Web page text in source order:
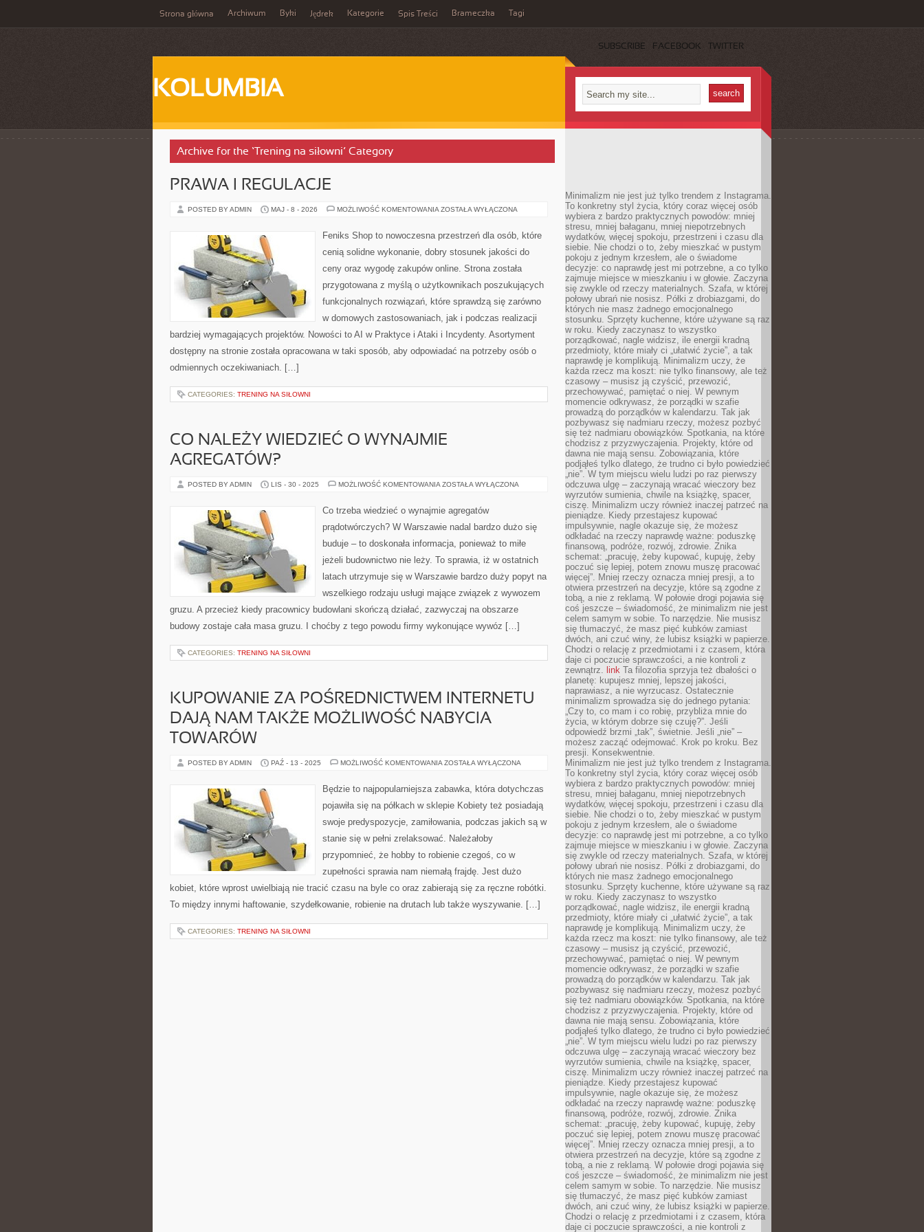
Strona główna Archiwum Byki Jędrek Kategorie Spis Treści Brameczka Tagi
SUBSCRIBE FACEBOOK TWITTER
KOLUMBIA
Archive for the ‘Trening na siłowni’ Category
PRAWA I REGULACJE
POSTED BY ADMIN MAJ - 8 - 2026 MOŻLIWOŚĆ KOMENTOWANIA PRAWA
ZOSTAŁA WYŁĄCZONA
Feniks Shop to nowoczesna przestrzeń dla osób, które
cenią solidne wykonanie, dobry stosunek jakości do
ceny oraz wygodę zakupów online. Strona została
przygotowana z myślą o użytkownikach poszukujących
funkcjonalnych rozwiązań, które sprawdzą się zarówno
w domowych zastosowaniach, jak i podczas realizacji
bardziej wymagających projektów. Nowości to AI w Praktyce i Ataki i Incydenty. Asortyment
dostępny na stronie została opracowana w taki sposób, aby odpowiadać na potrzeby osób o
odmiennych oczekiwaniach. […]
CATEGORIES: TRENING NA SIŁOWNI
CO NALEŻY WIEDZIEĆ O WYNAJMIE
AGREGATÓW?
POSTED BY ADMIN LIS - 30 - 2025 MOŻLIWOŚĆ KOMENTOWANIA CO
WYNAJMIE
ZOSTAŁA WYŁĄCZONA
Co trzeba wiedzieć o wynajmie agregatów
prądotwórczych? W Warszawie nadal bardzo dużo się
buduje – to doskonała informacja, ponieważ to miłe
jeżeli budownictwo nie leży. To sprawia, iż w ostatnich
latach utrzymuje się w Warszawie bardzo duży popyt na
wszelkiego rodzaju usługi mające związek z wywozem
gruzu. A przecież kiedy pracownicy budowlani skończą działać, zazwyczaj na obszarze
budowy zostaje cała masa gruzu. I choćby z tego powodu firmy wykonujące wywóz […]
CATEGORIES: TRENING NA SIŁOWNI
KUPOWANIE ZA POŚREDNICTWEM INTERNETU
DAJĄ NAM TAKŻE MOŻLIWOŚĆ NABYCIA
TOWARÓW
POSTED BY ADMIN PAŹ - 13 - 2025 MOŻLIWOŚĆ KOMENTOWANIA KUPOWANIE
INTERNETU
DAJĄ
TAKŻE
NABYCIA
ZOSTAŁA WYŁĄCZONA
Będzie to najpopularniejsza zabawka, która dotychczas
pojawiła się na półkach w sklepie Kobiety też posiadają
swoje predyspozycje, zamiłowania, podczas jakich są w
stanie się w pełni zrelaksować. Należałoby
przypomnieć, że hobby to robienie czegoś, co w
zupełności sprawia nam niemałą frajdę. Jest dużo
kobiet, które wprost uwielbiają nie tracić czasu na byle co oraz zabierają się za ręczne robótki.
To między innymi haftowanie, szydełkowanie, robienie na drutach lub także wyszywanie. […]
CATEGORIES: TRENING NA SIŁOWNI
Minimalizm nie jest już tylko trendem z Instagrama.
To konkretny styl życia, który coraz więcej osób
wybiera z bardzo praktycznych powodów: mniej
stresu, mniej bałaganu, mniej niepotrzebnych
wydatków, więcej spokoju, przestrzeni i czasu dla
siebie. Nie chodzi o to, żeby mieszkać w pustym
pokoju z jednym krzesłem, ale o świadome
decyzje: co naprawdę jest mi potrzebne, a co tylko
zajmuje miejsce w mieszkaniu i w głowie. Zaczyna
się zwykle od rzeczy materialnych. Szafa, w której
połowy ubrań nie nosisz. Półki z drobiazgami, do
których nie masz żadnego emocjonalnego
stosunku. Sprzęty kuchenne, które używane są raz
w roku. Kiedy zaczynasz to wszystko
porządkować, nagle widzisz, ile energii kradną
przedmioty, które miały ci „ułatwić życie”, a tak
naprawdę je komplikują. Minimalizm uczy, że
każda rzecz ma koszt: nie tylko finansowy, ale też
czasowy – musisz ją czyścić, przewozić,
przechowywać, pamiętać o niej. W pewnym
momencie odkrywasz, że porządki w szafie
prowadzą do porządków w kalendarzu. Tak jak
pozbywasz się nadmiaru rzeczy, możesz pozbyć
się też nadmiaru obowiązków. Spotkania, na które
chodzisz z przyzwyczajenia. Projekty, które od
dawna nie mają sensu. Zobowiązania, które
podjąłeś tylko dlatego, że trudno ci było powiedzieć
„nie”. W tym miejscu wielu ludzi po raz pierwszy
odczuwa ulgę – zaczynają wracać wieczory bez
wyrzutów sumienia, chwile na książkę, spacer,
ciszę. Minimalizm uczy również inaczej patrzeć na
pieniądze. Kiedy przestajesz kupować
impulsywnie, nagle okazuje się, że możesz
odkładać na rzeczy naprawdę ważne: poduszkę
finansową, podróże, rozwój, zdrowie. Znika
schemat: „pracuję, żeby kupować, kupuję, żeby
poczuć się lepiej, potem znowu muszę pracować
więcej”. Mniej rzeczy oznacza mniej presji, a to
otwiera przestrzeń na decyzje, które są zgodne z
tobą, a nie z reklamą. W połowie drogi pojawia się
coś jeszcze – świadomość, że minimalizm nie jest
celem samym w sobie. To narzędzie. Nie musisz
się tłumaczyć, że masz pięć kubków zamiast
dwóch, ani czuć winy, że lubisz książki w papierze.
Chodzi o relację z przedmiotami i z czasem, która
daje ci poczucie sprawczości, a nie kontroli z
zewnątrz. link Ta filozofia sprzyja też dbałości o
planetę: kupujesz mniej, lepszej jakości,
naprawiasz, a nie wyrzucasz. Ostatecznie
minimalizm sprowadza się do jednego pytania:
„Czy to, co mam i co robię, przybliża mnie do
życia, w którym dobrze się czuję?”. Jeśli
odpowiedź brzmi „tak”, świetnie. Jeśli „nie” –
możesz zacząć odejmować. Krok po kroku. Bez
presji. Konsekwentnie.
Minimalizm nie jest już tylko trendem z Instagrama.
To konkretny styl życia, który coraz więcej osób
wybiera z bardzo praktycznych powodów: mniej
stresu, mniej bałaganu, mniej niepotrzebnych
wydatków, więcej spokoju, przestrzeni i czasu dla
siebie. Nie chodzi o to, żeby mieszkać w pustym
pokoju z jednym krzesłem, ale o świadome
decyzje: co naprawdę jest mi potrzebne, a co tylko
zajmuje miejsce w mieszkaniu i w głowie. Zaczyna
się zwykle od rzeczy materialnych. Szafa, w której
połowy ubrań nie nosisz. Półki z drobiazgami, do
których nie masz żadnego emocjonalnego
stosunku. Sprzęty kuchenne, które używane są raz
w roku. Kiedy zaczynasz to wszystko
porządkować, nagle widzisz, ile energii kradną
przedmioty, które miały ci „ułatwić życie”, a tak
naprawdę je komplikują. Minimalizm uczy, że
każda rzecz ma koszt: nie tylko finansowy, ale też
czasowy – musisz ją czyścić, przewozić,
przechowywać, pamiętać o niej. W pewnym
momencie odkrywasz, że porządki w szafie
prowadzą do porządków w kalendarzu. Tak jak
pozbywasz się nadmiaru rzeczy, możesz pozbyć
się też nadmiaru obowiązków. Spotkania, na które
chodzisz z przyzwyczajenia. Projekty, które od
dawna nie mają sensu. Zobowiązania, które
podjąłeś tylko dlatego, że trudno ci było powiedzieć
„nie”. W tym miejscu wielu ludzi po raz pierwszy
odczuwa ulgę – zaczynają wracać wieczory bez
wyrzutów sumienia, chwile na książkę, spacer,
ciszę. Minimalizm uczy również inaczej patrzeć na
pieniądze. Kiedy przestajesz kupować
impulsywnie, nagle okazuje się, że możesz
odkładać na rzeczy naprawdę ważne: poduszkę
finansową, podróże, rozwój, zdrowie. Znika
schemat: „pracuję, żeby kupować, kupuję, żeby
poczuć się lepiej, potem znowu muszę pracować
więcej”. Mniej rzeczy oznacza mniej presji, a to
otwiera przestrzeń na decyzje, które są zgodne z
tobą, a nie z reklamą. W połowie drogi pojawia się
coś jeszcze – świadomość, że minimalizm nie jest
celem samym w sobie. To narzędzie. Nie musisz
się tłumaczyć, że masz pięć kubków zamiast
dwóch, ani czuć winy, że lubisz książki w papierze.
Chodzi o relację z przedmiotami i z czasem, która
daje ci poczucie sprawczości, a nie kontroli z